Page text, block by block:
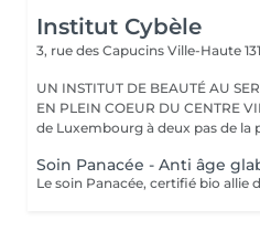
Institut Cybèle
3, rue des Capucins Ville-Haute
UN INSTITUT DE BEAUTÉ AU
EN PLEIN COEUR DU CENTRE VILLE Situé en plein
de Luxembourg à deux pas de la
Soin Panacée - Anti âge